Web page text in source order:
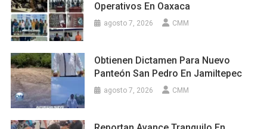
Operativos En Oaxaca
agosto 7, 2026 CMM
Obtienen Dictamen Para Nuevo
Panteón San Pedro En Jamiltepec
agosto 7, 2026 CMM